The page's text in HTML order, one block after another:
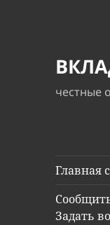
честные
Главная
Задать